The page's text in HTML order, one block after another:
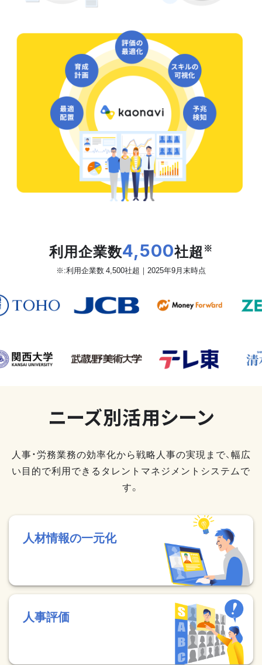
利用企業数4,500社超 ※
※:利用企業数 4,500社超｜2025年9月末時点
ニーズ別活用シーン
人事・労務業務の効率化から戦略人事の実現まで、幅広
い目的で利用できるタレントマネジメントシステムで
す。
人材情報の一元化
人事評価